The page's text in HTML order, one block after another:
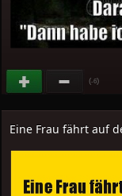
(-6)
Eine Frau fährt auf